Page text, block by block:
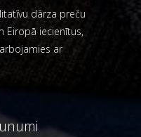
dārza preču
Eiropā iecienītus,
ar